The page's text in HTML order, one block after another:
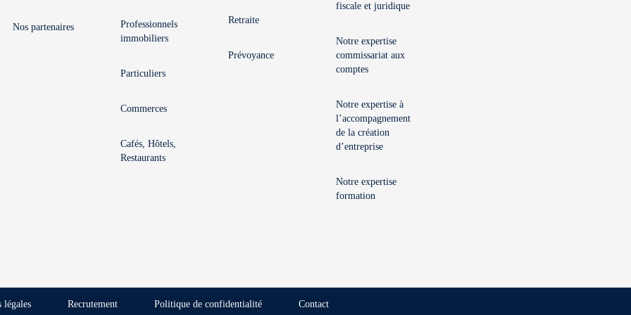
Nos partenaires
Professionnels
immobiliers
Particuliers
Commerces
Cafés, Hôtels,
Restaurants
Retraite
Prévoyance
fiscale et juridique
Notre expertise
commissariat aux
comptes
Notre expertise à
l’accompagnement
de la création
d’entreprise
Notre expertise
formation
légales Recrutement Politique de confidentialité Contact